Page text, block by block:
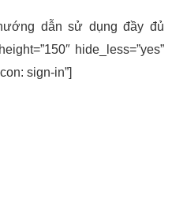
dẫn sử dụng đầy đủ
hide_less=”yes”
sign-in”]